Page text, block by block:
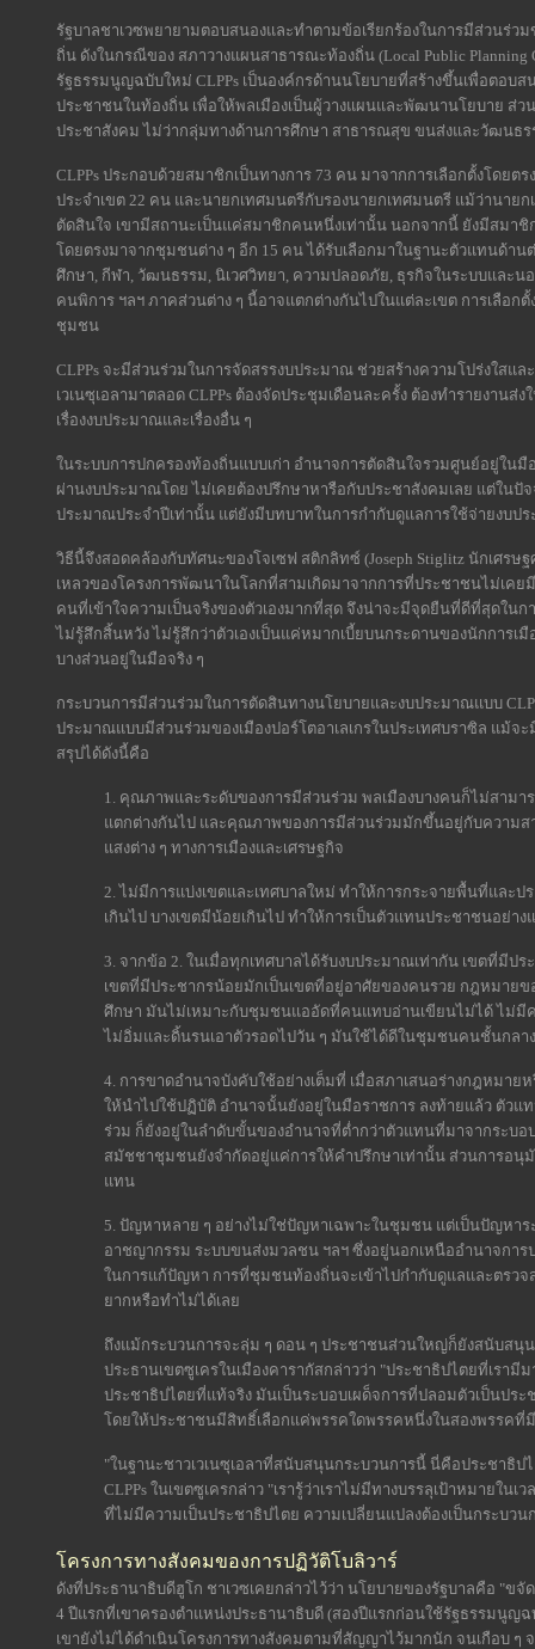
รัฐบาลชาเวซพยายามตอบสนองและทำตามข้อเรียกร้องในการมีส่วนร่ว
ถิ่น ดังในกรณีของ สภาวางแผนสาธารณะท้องถิ่น (Local Public Planning
รัฐธรรมนูญฉบับใหม่ CLPPs เป็นองค์กรด้านนโยบายที่สร้างขึ้นเพื่อตอบ
ประชาชนในท้องถิ่น เพื่อให้พลเมืองเป็นผู้วางแผนและพัฒนานโยบาย ส่ว
ประชาสังคม ไม่ว่ากลุ่มทางด้านการศึกษา สาธารณสุข ขนส่งและวัฒนธร
CLPPs ประกอบด้วยสมาชิกเป็นทางการ 73 คน มาจากการเลือกตั้งโดย
ประจำเขต 22 คน และนายกเทศมนตรีกับรองนายกเทศมนตรี แม้ว่านาย
ตัดสินใจ เขามีสถานะเป็นแค่สมาชิกคนหนึ่งเท่านั้น นอกจากนี้ ยังมีสมาชิ
โดยตรงมาจากชุมชนต่าง ๆ อีก 15 คน ได้รับเลือกมาในฐานะตัวแทนด้า
ศึกษา, กีฬา, วัฒนธรรม, นิเวศวิทยา, ความปลอดภัย, ธุรกิจในระบบและ
คนพิการ ฯลฯ ภาคส่วนต่าง ๆ นี้อาจแตกต่างกันไปในแต่ละเขต การเลือ
ชุมชน
CLPPs จะมีส่วนร่วมในการจัดสรรงบประมาณ ช่วยสร้างความโปร่งใส
เวเนซุเอลามาตลอด CLPPs ต้องจัดประชุมเดือนละครั้ง ต้องทำรายงาน
เรื่องงบประมาณและเรื่องอื่น ๆ
ในระบบการปกครองท้องถิ่นแบบเก่า อำนาจการตัดสินใจรวมศูนย์อยู่ใน
ผ่านงบประมาณโดย ไม่เคยต้องปรึกษาหารือกับประชาสังคมเลย แต่ในปั
ประมาณประจำปีเท่านั้น แต่ยังมีบทบาทในการกำกับดูแลการใช้จ่ายงบป
วิธีนี้จึงสอดคล้องกับทัศนะของโจเซฟ สติกลิทซ์ (Joseph Stiglitz นักเศรษ
เหลวของโครงการพัฒนาในโลกที่สามเกิดมาจากการที่ประชาชนไม่เค
คนที่เข้าใจความเป็นจริงของตัวเองมากที่สุด จึงน่าจะมีจุดยืนที่ดีที่สุดใน
ไม่รู้สึกสิ้นหวัง ไม่รู้สึกว่าตัวเองเป็นแค่หมากเบี้ยบนกระดานของนักการ
บางส่วนอยู่ในมือจริง ๆ
กระบวนการมีส่วนร่วมในการตัดสินทางนโยบายและงบประมาณแบบ
ประมาณแบบมีส่วนร่วมของเมืองปอร์โตอาเลเกรในประเทศบราซิล แม้
สรุปได้ดังนี้คือ
1. คุณภาพและระดับของการมีส่วนร่วม พลเมืองบางคนก็ไม่สามา
แตกต่างกันไป และคุณภาพของการมีส่วนร่วมมักขึ้นอยู่กับความส
แสงต่าง ๆ ทางการเมืองและเศรษฐกิจ
2. ไม่มีการแบ่งเขตและเทศบาลใหม่ ทำให้การกระจายพื้นที่และป
เกินไป บางเขตมีน้อยเกินไป ทำให้การเป็นตัวแทนประชาชนอย่าง
3. จากข้อ 2. ในเมื่อทุกเทศบาลได้รับงบประมาณเท่ากัน เขตที่มีป
เขตที่มีประชากรน้อยมักเป็นเขตที่อยู่อาศัยของคนรวย กฎหมายข
ศึกษา มันไม่เหมาะกับชุมชนแออัดที่คนแทบอ่านเขียนไม่ได้ ไม่มีค
ไม่อิ่มและดิ้นรนเอาตัวรอดไปวัน ๆ มันใช้ได้ดีในชุมชนคนชั้นกลา
4. การขาดอำนาจบังคับใช้อย่างเต็มที่ เมื่อสภาเสนอร่างกฎหมา
ให้นำไปใช้ปฏิบัติ อำนาจนั้นยังอยู่ในมือราชการ ลงท้ายแล้ว ตัว
ร่วม ก็ยังอยู่ในลำดับขั้นของอำนาจที่ต่ำกว่าตัวแทนที่มาจากระบ
สมัชชาชุมชนยังจำกัดอยู่แค่การให้คำปรึกษาเท่านั้น ส่วนการอนุ
แทน
5. ปัญหาหลาย ๆ อย่างไม่ใช่ปัญหาเฉพาะในชุมชน แต่เป็นปัญหา
อาชญากรรม ระบบขนส่งมวลชน ฯลฯ ซึ่งอยู่นอกเหนืออำนาจกา
ในการแก้ปัญหา การที่ชุมชนท้องถิ่นจะเข้าไปกำกับดูแลและตรว
ยากหรือทำไม่ได้เลย
ถึงแม้กระบวนการจะลุ่ม ๆ ดอน ๆ ประชาชนส่วนใหญ่ก็ยังสนับสนุ
ประธานเขตซูเครในเมืองคารากัสกล่าวว่า "ประชาธิปไตยที่เรา
ประชาธิปไตยที่แท้จริง มันเป็นระบอบเผด็จการที่ปลอมตัวเป็นประ
โดยให้ประชาชนมีสิทธิ์เลือกแค่พรรคใดพรรคหนึ่งในสองพรรคที่
"ในฐานะชาวเวเนซุเอลาที่สนับสนุนกระบวนการนี้ นี่คือประชาธิ
CLPPs ในเขตซูเครกล่าว "เรารู้ว่าเราไม่มีทางบรรลุเป้าหมายในเ
ที่ไม่มีความเป็นประชาธิปไตย ความเปลี่ยนแปลงต้องเป็นกระบว
โครงการทางสังคมของการปฏิวัติโบลิวาร์
ดังที่ประธานาธิบดีฮูโก ชาเวซเคยกล่าวไว้ว่า นโยบายของรัฐบาลคือ "
4 ปีแรกที่เขาครองตำแหน่งประธานาธิบดี (สองปีแรกก่อนใช้รัฐธรรมนูญ
เขายังไม่ได้ดำเนินโครงการทางสังคมตามที่สัญญาไว้มากนัก จนเกือบ ๆ